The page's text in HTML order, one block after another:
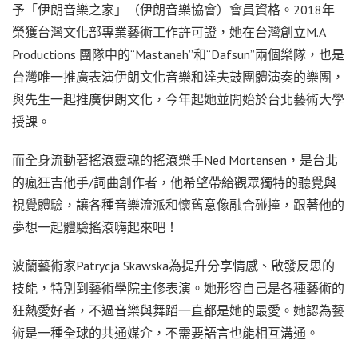
予「伊朗音樂之家」（伊朗音樂協會）會員資格。2018年
榮獲台灣文化部專業藝術工作許可證，她在台灣創立M.A
Productions 團隊中的“Mastaneh”和“Dafsun”兩個樂隊，也是
台灣唯一推廣表演伊朗文化音樂和達夫鼓團體演奏的樂團，
與先生一起推廣伊朗文化，今年起她並開始於台北藝術大學
授課。
而全身流動著搖滾靈魂的搖滾樂手Ned Mortensen，是台北
的瘋狂吉他手/詞曲創作者，他希望帶給觀眾獨特的聽覺與
視覺體驗，讓各種音樂流派和懷舊意像融合碰撞，跟著他的
夢想一起體驗搖滾嗨起來吧！
波蘭藝術家Patrycja Skawska為提升分享情感、啟發反思的
技能，特別到藝術學院主修表演。她形容自己是各種藝術的
狂熱愛好者，不過音樂與舞蹈一直都是她的最愛。她認為藝
術是一種全球的共通媒介，不需要語言也能相互溝通。